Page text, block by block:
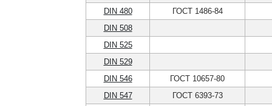
DIN 480
ГОСТ 1486-84
DIN 508
DIN 525
DIN 529
DIN 546
ГОСТ 10657-80
DIN 547
ГОСТ 6393-73